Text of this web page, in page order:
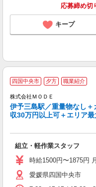
応募締め切
キープ
四国中央市 夕方 職業紹介
株式会社ＭＯＤＥ
伊予三島駅／重量物なし＋
収30万円以上可＋エリア
組立・軽作業スタッフ
時給1500円〜1875円
愛媛県四国中央市